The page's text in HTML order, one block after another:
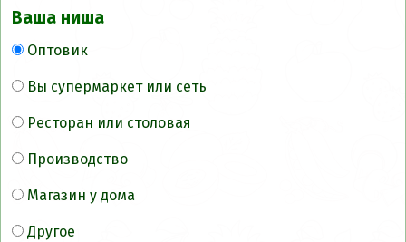
Ваша ниша
Оптовик
Вы супермаркет или сеть
Ресторан или столовая
Производство
Магазин у дома
Другое